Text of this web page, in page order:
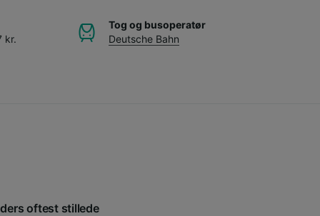
kr.
Tog og busoperatør
Deutsche Bahn
oftest stillede